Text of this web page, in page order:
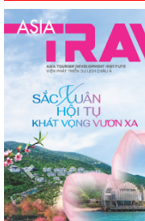
Previous